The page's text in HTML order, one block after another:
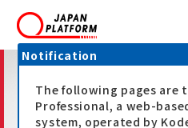
Notification
The following pages are
Professional, a web-
system, operated by